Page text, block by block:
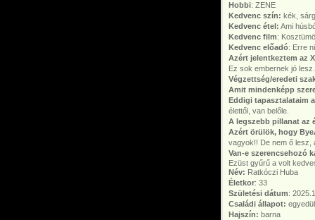
Hobbi: ZENE
Kedvenc szín: kék,
Kedvenc étel: Ami
Kedvenc film:
Kedvenc előadó: Erre
Azért jelentkeztem az
Ez sok embernek jó lesz.
Végzettség/eredeti
Amit mindenképp
Eddigi tapasztalataim
élettől, van belőle.
A legszebb pillanat az
Azért örülök, hogy
vagyok!! De nem ő lesz,
Van-e szerencsehozó
Ezüst gyűrű a volt
Név: Ratkóczi Huba
Életkor: 33
Születési dátum:
Családi állapot:
Hajszín: barna